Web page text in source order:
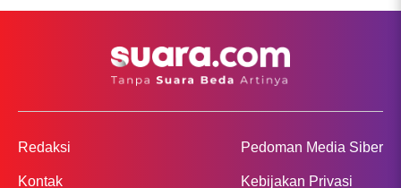
Redaksi
Kontak
Pedoman Media Siber
Kebijakan Privasi